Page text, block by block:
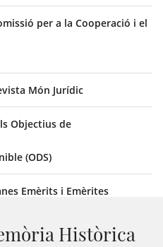
per a la Cooperació i el
Món Jurídic
Objectius de
(ODS)
Emèrits i Emèrites
Històrica